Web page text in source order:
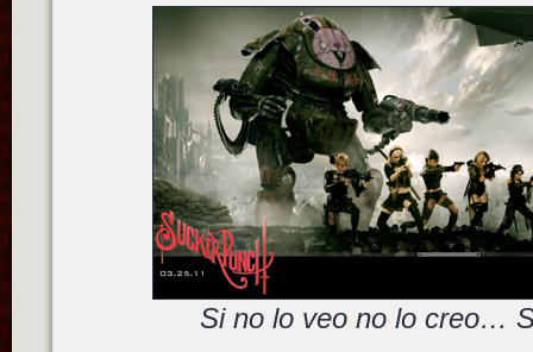
Si no lo veo no lo creo…